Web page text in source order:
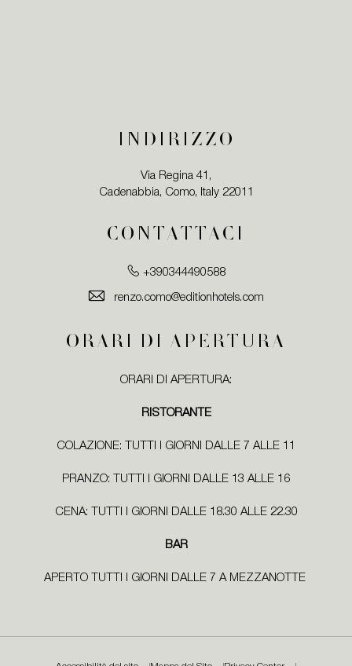
INDIRIZZO
Via Regina 41,
Cadenabbia, Como, Italy 22011
CONTATTACI
+390344490588
renzo.como@editionhotels.com
ORARI DI APERTURA
ORARI DI APERTURA:
RISTORANTE
COLAZIONE: TUTTI I GIORNI DALLE 7 ALLE 11
PRANZO: TUTTI I GIORNI DALLE 13 ALLE 16
CENA: TUTTI I GIORNI DALLE 18.30 ALLE 22.30
BAR
APERTO TUTTI I GIORNI DALLE 7 A MEZZANOTTE